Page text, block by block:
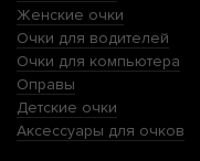
Женские очки
Очки для водителей
Очки для компьютера
Оправы
Детские очки
Аксессуары для очков